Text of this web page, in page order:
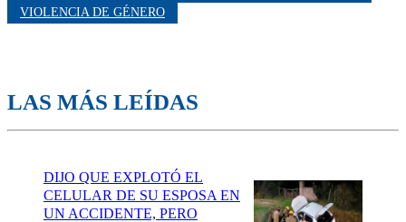
VIOLENCIA DE GÉNERO
LAS MÁS LEÍDAS
DIJO QUE EXPLOTÓ EL
CELULAR DE SU ESPOSA EN
UN ACCIDENTE, PERO